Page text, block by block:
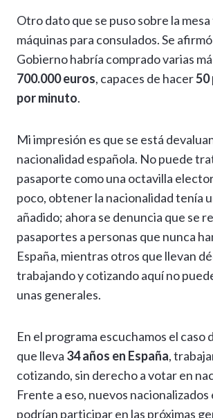
Otro dato que se puso sobre la
máquinas para consulados. Se
Gobierno habría comprado varias
700.000 euros, capaces de hacer50
por minuto.
Mi impresión es que se está
nacionalidad española. No puede
pasaporte como una octavilla
poco, obtener la nacionalidad tenía
añadido; ahora se denuncia que se
pasaportes a personas que nunca
España, mientras otros que llevan
trabajando y cotizando aquí no
unas generales.
En el programa escuchamos el caso
que lleva 34 años en España,
cotizando, sin derecho a votar en
Frente a eso, nuevos
podrían participar en las próximas